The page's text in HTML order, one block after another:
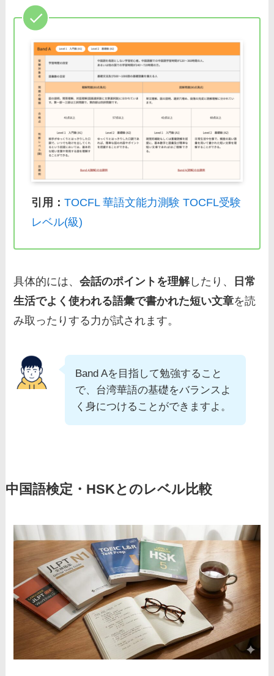
引用：TOCFL 華語文能力測験 TOCFL受験
レベル(級)
具体的には、会話のポイントを理解したり、
日常
生活でよく使われる語彙で書かれた短い文章を読
み取ったりする力が試されます。
Band Aを目指して勉強すること
で、台湾華語の基礎をバランスよ
く身につけることができますよ。
中国語検定・HSKとのレベル比較